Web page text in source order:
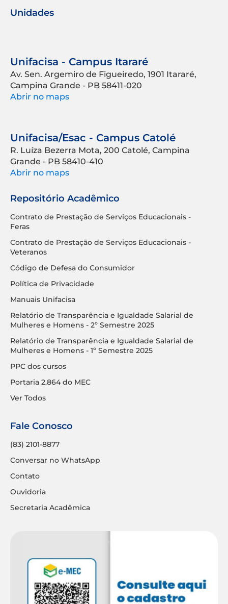
Unidades
Unifacisa - Campus Itararé
Av. Sen. Argemiro de Figueiredo, 1901 Itararé,
Campina Grande - PB 58411-020
Abrir no maps
Unifacisa/Esac - Campus Catolé
R. Luíza Bezerra Mota, 200 Catolé, Campina
Grande - PB 58410-410
Abrir no maps
Repositório Acadêmico
Contrato de Prestação de Serviços Educacionais -
Feras
Contrato de Prestação de Serviços Educacionais -
Veteranos
Código de Defesa do Consumidor
Política de Privacidade
Manuais Unifacisa
Relatório de Transparência e Igualdade Salarial de
Mulheres e Homens - 2º Semestre 2025
Relatório de Transparência e Igualdade Salarial de
Mulheres e Homens - 1º Semestre 2025
PPC dos cursos
Portaria 2.864 do MEC
Ver Todos
Fale Conosco
(83) 2101-8877
Conversar no WhatsApp
Contato
Ouvidoria
Secretaria Acadêmica